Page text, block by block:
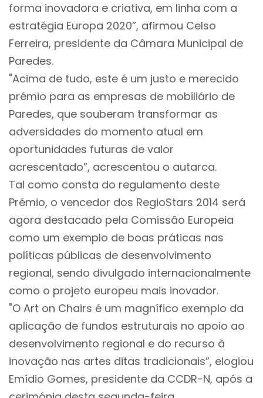
forma inovadora e criativa, em linha com a
estratégia Europa 2020”, afirmou Celso
Ferreira, presidente da Câmara Municipal de
Paredes.
"Acima de tudo, este é um justo e merecido
prémio para as empresas de mobiliário de
Paredes, que souberam transformar as
adversidades do momento atual em
oportunidades futuras de valor
acrescentado”, acrescentou o autarca.
Tal como consta do regulamento deste
Prémio, o vencedor dos RegioStars 2014 será
agora destacado pela Comissão Europeia
como um exemplo de boas práticas nas
políticas públicas de desenvolvimento
regional, sendo divulgado internacionalmente
como o projeto europeu mais inovador.
"O Art on Chairs é um magnífico exemplo da
aplicação de fundos estruturais no apoio ao
desenvolvimento regional e do recurso à
inovação nas artes ditas tradicionais”, elogiou
Emídio Gomes, presidente da CCDR-N, após a